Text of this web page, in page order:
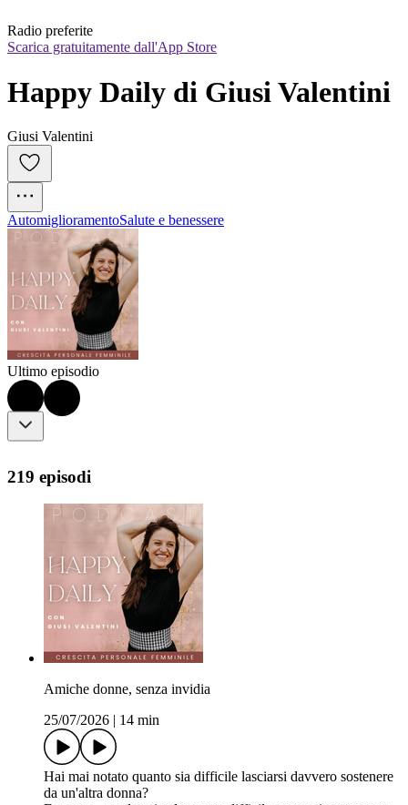
Radio preferite
Scarica gratuitamente dall'App Store
Happy Daily di Giusi Valentini
Giusi Valentini
AutomiglioramentoSalute e benessere
Ultimo episodio
219 episodi
Amiche donne, senza invidia
25/07/2026
14 min
Hai mai notato quanto sia difficile lasciarsi davvero sostenere
da un'altra donna?